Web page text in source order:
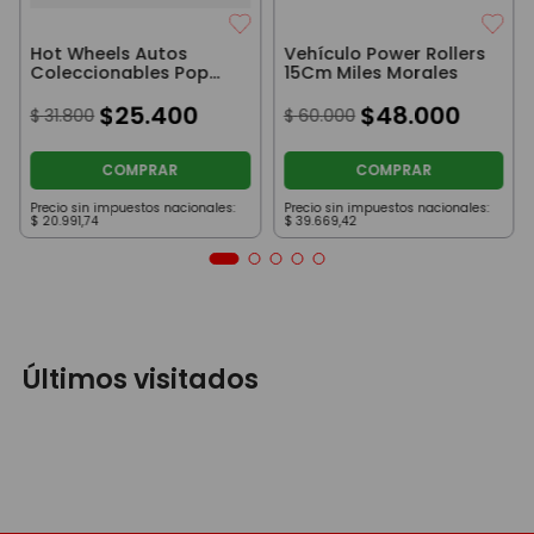
Hot Wheels Autos
Coleccionables Pop
Culture Barbie Surflin
1:64
$ 31.800 $25.400
COMPRAR
Precio sin impuestos nacionales:
$ 20.991,74
Vehículo Power Rollers
15Cm Miles Morales
$ 60.000 $48.000
COMPRAR
Precio sin impuestos nacionales:
$ 39.669,42
Últimos visitados